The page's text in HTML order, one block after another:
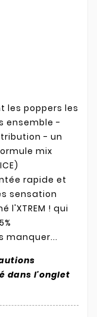
les poppers les
ensemble -
- un
mix
rapide et
sensation
l'XTREM ! qui
manquer...
dans l'onglet